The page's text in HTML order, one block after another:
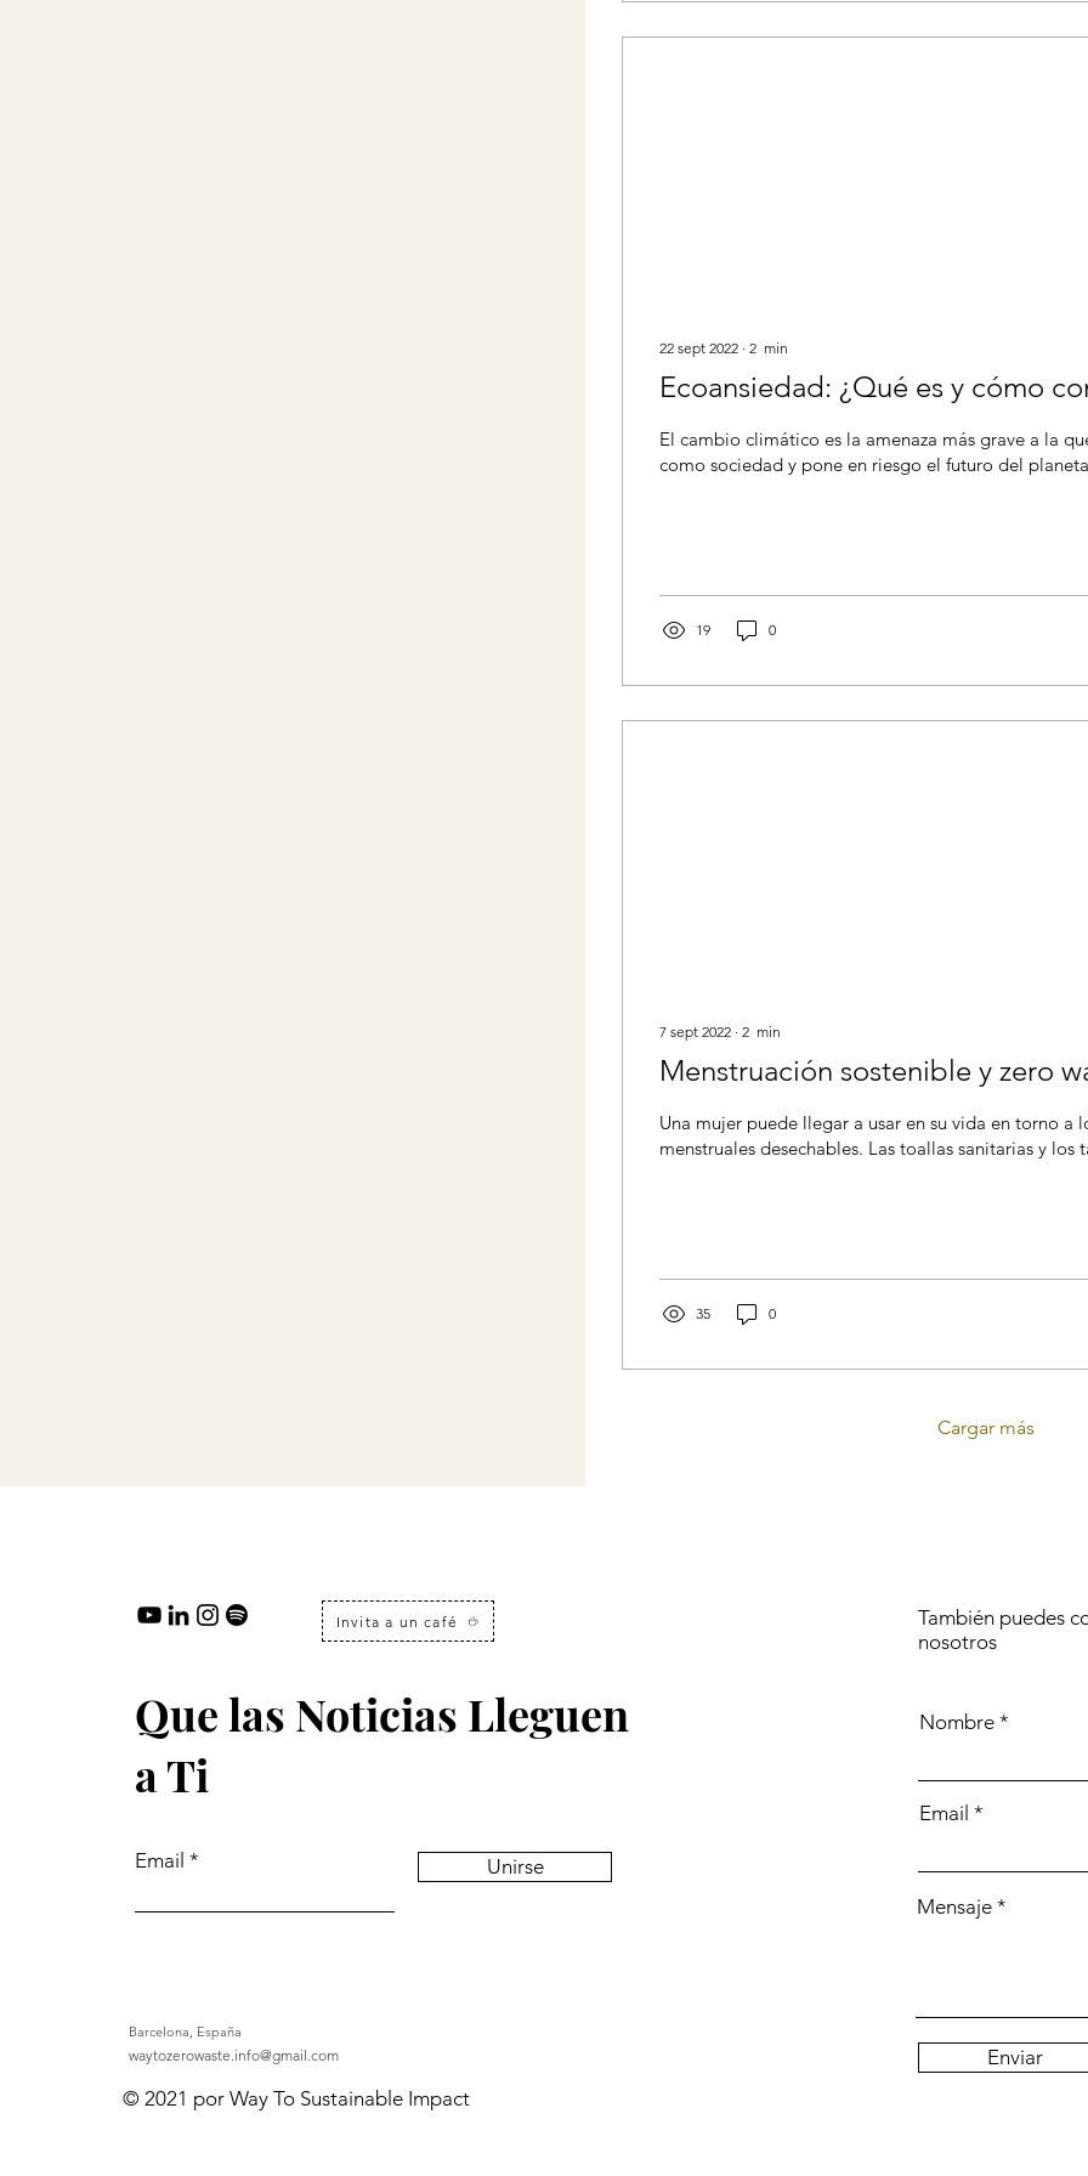
22 sept 2022 ∙ 2 min
Ecoansiedad: ¿Qué es y cómo
El cambio climático es la amenaza más grave a la
como sociedad y pone en riesgo el futuro del
19 0
7 sept 2022 ∙ 2 min
Menstruación sostenible y zero
Una mujer puede llegar a usar en su vida en torno a
menstruales desechables. Las toallas sanitarias y los
35 0
Cargar más
Invita a un café
Que las Noticias Lleguen
a Ti
Email Unirse
Barcelona, España
waytozerowaste.info@gmail.com
© 2021 por Way To Sustainable Impact
También puedes
nosotros
Nombre
Email
Mensaje
Enviar